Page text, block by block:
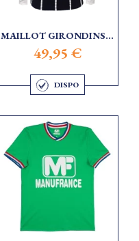
MAILLOT GIRONDINS...
49,95 €
DISPO